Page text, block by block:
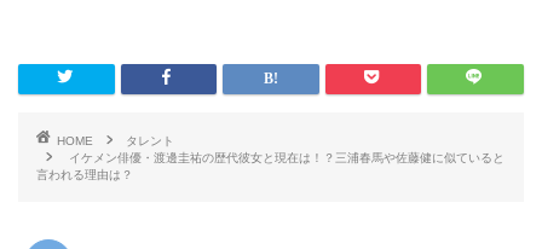
HOME
タレント
イケメン俳優・渡邊圭祐の歴代彼女と現在は！？三浦春馬や佐藤健に似ていると
言われる理由は？